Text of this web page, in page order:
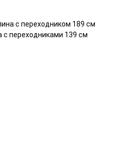
с переходником 189 см
переходниками 139 см